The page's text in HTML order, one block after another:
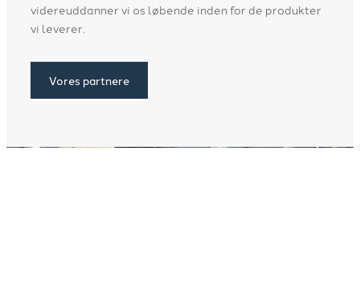
videreuddanner vi os løbende inden for de produkter
vi leverer.
Vores partnere